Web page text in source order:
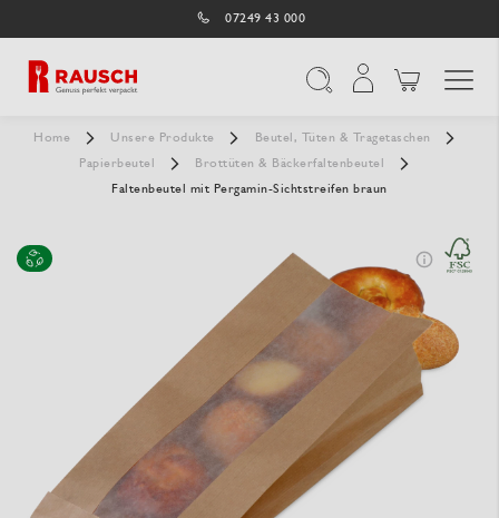
07249 43 000
Home Unsere Produkte
Beutel, Tüten & Tragetaschen
Papierbeutel
Brottüten & Bäckerfaltenbeutel
Faltenbeutel mit Pergamin-Sichtstreifen braun